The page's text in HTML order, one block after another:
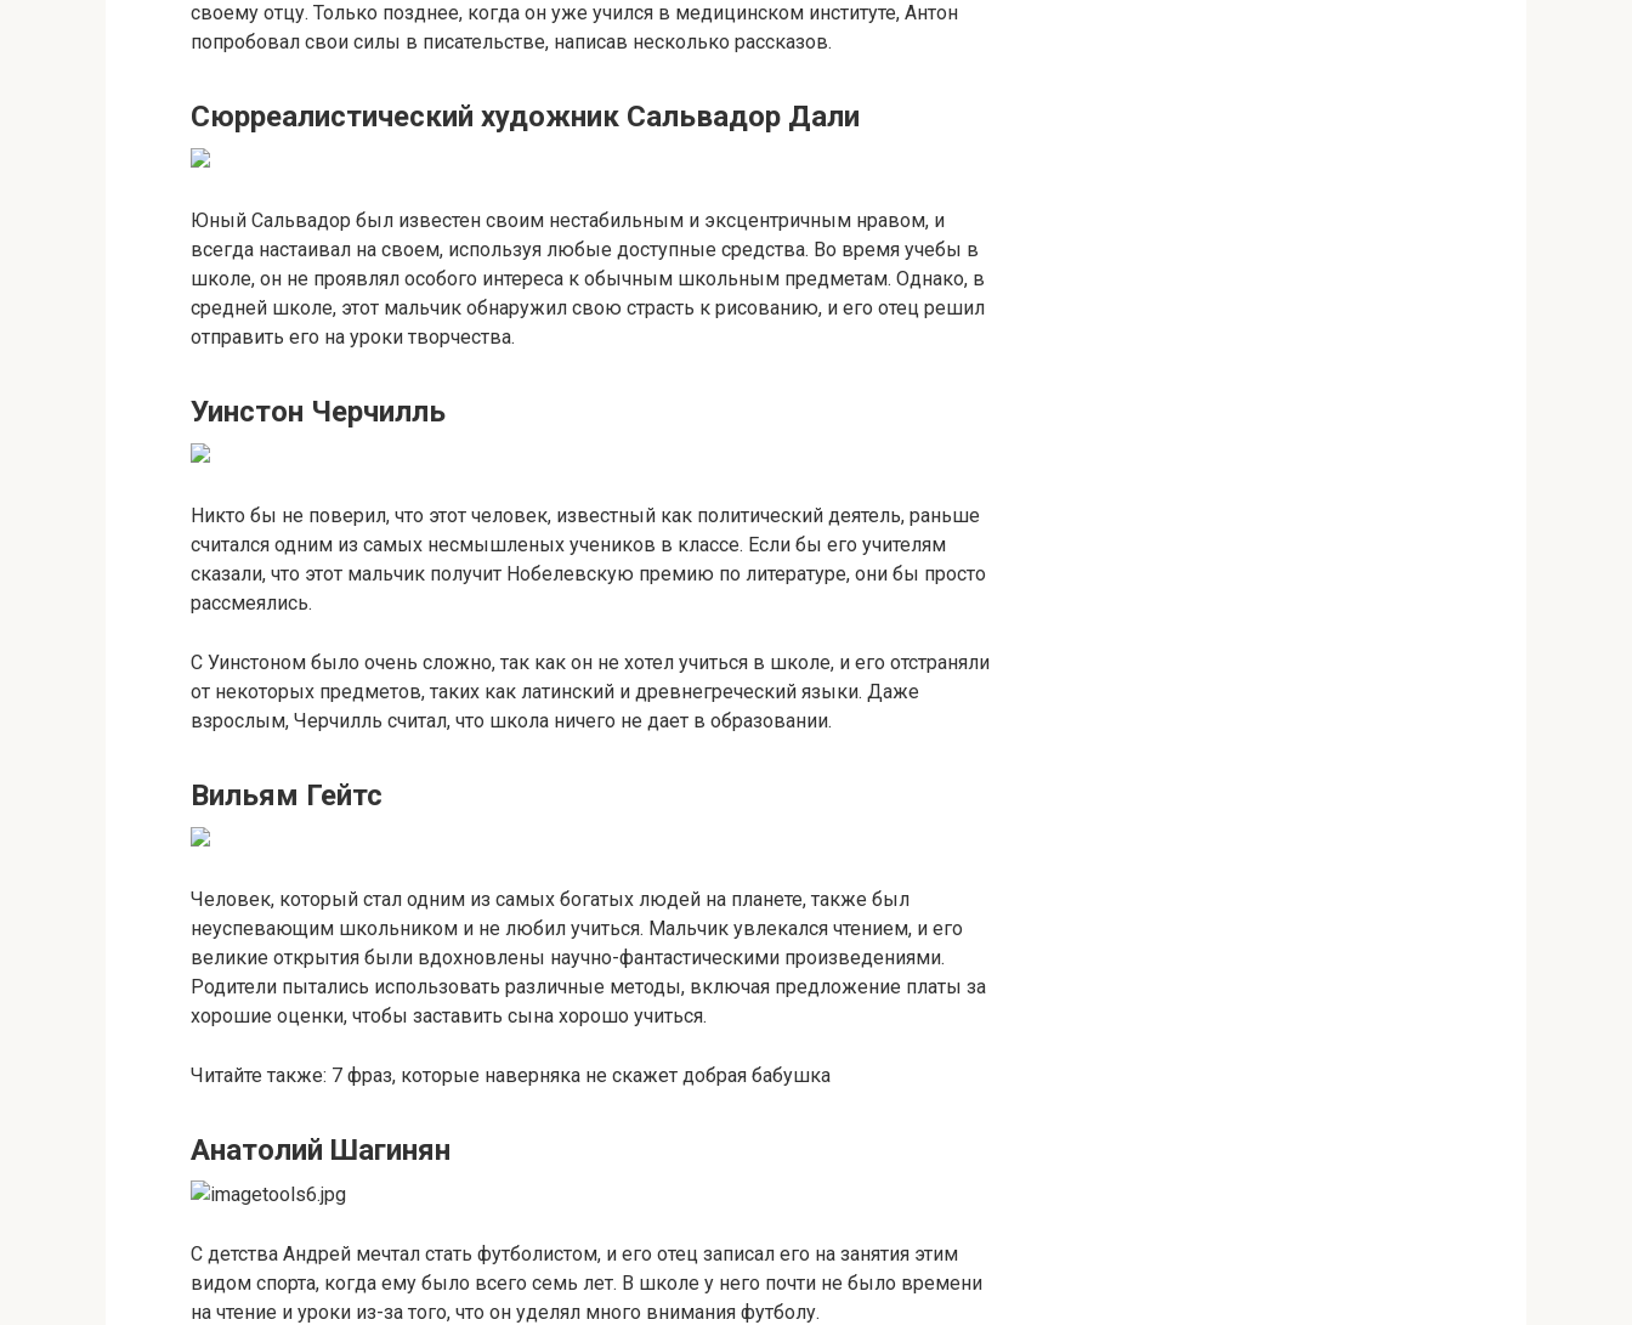
своему отцу. Только позднее, когда он уже учился в медицинском институте, Антон
попробовал свои силы в писательстве, написав несколько рассказов.
Сюрреалистический художник Сальвадор Дали
Юный Сальвадор был известен своим нестабильным и эксцентричным нравом, и
всегда настаивал на своем, используя любые доступные средства. Во время учебы в
школе, он не проявлял особого интереса к обычным школьным предметам. Однако, в
средней школе, этот мальчик обнаружил свою страсть к рисованию, и его отец решил
отправить его на уроки творчества.
Уинстон Черчилль
Никто бы не поверил, что этот человек, известный как политический деятель, раньше
считался одним из самых несмышленых учеников в классе. Если бы его учителям
сказали, что этот мальчик получит Нобелевскую премию по литературе, они бы просто
рассмеялись.
С Уинстоном было очень сложно, так как он не хотел учиться в школе, и его отстраняли
от некоторых предметов, таких как латинский и древнегреческий языки. Даже
взрослым, Черчилль считал, что школа ничего не дает в образовании.
Вильям Гейтс
Человек, который стал одним из самых богатых людей на планете, также был
неуспевающим школьником и не любил учиться. Мальчик увлекался чтением, и его
великие открытия были вдохновлены научно-фантастическими произведениями.
Родители пытались использовать различные методы, включая предложение платы за
хорошие оценки, чтобы заставить сына хорошо учиться.
Читайте также: 7 фраз, которые наверняка не скажет добрая бабушка
Анатолий Шагинян
С детства Андрей мечтал стать футболистом, и его отец записал его на занятия этим
видом спорта, когда ему было всего семь лет. В школе у него почти не было времени
на чтение и уроки из-за того, что он уделял много внимания футболу.